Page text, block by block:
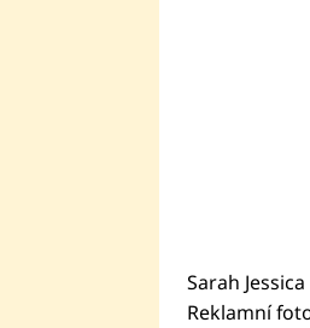
Sarah
Reklamní